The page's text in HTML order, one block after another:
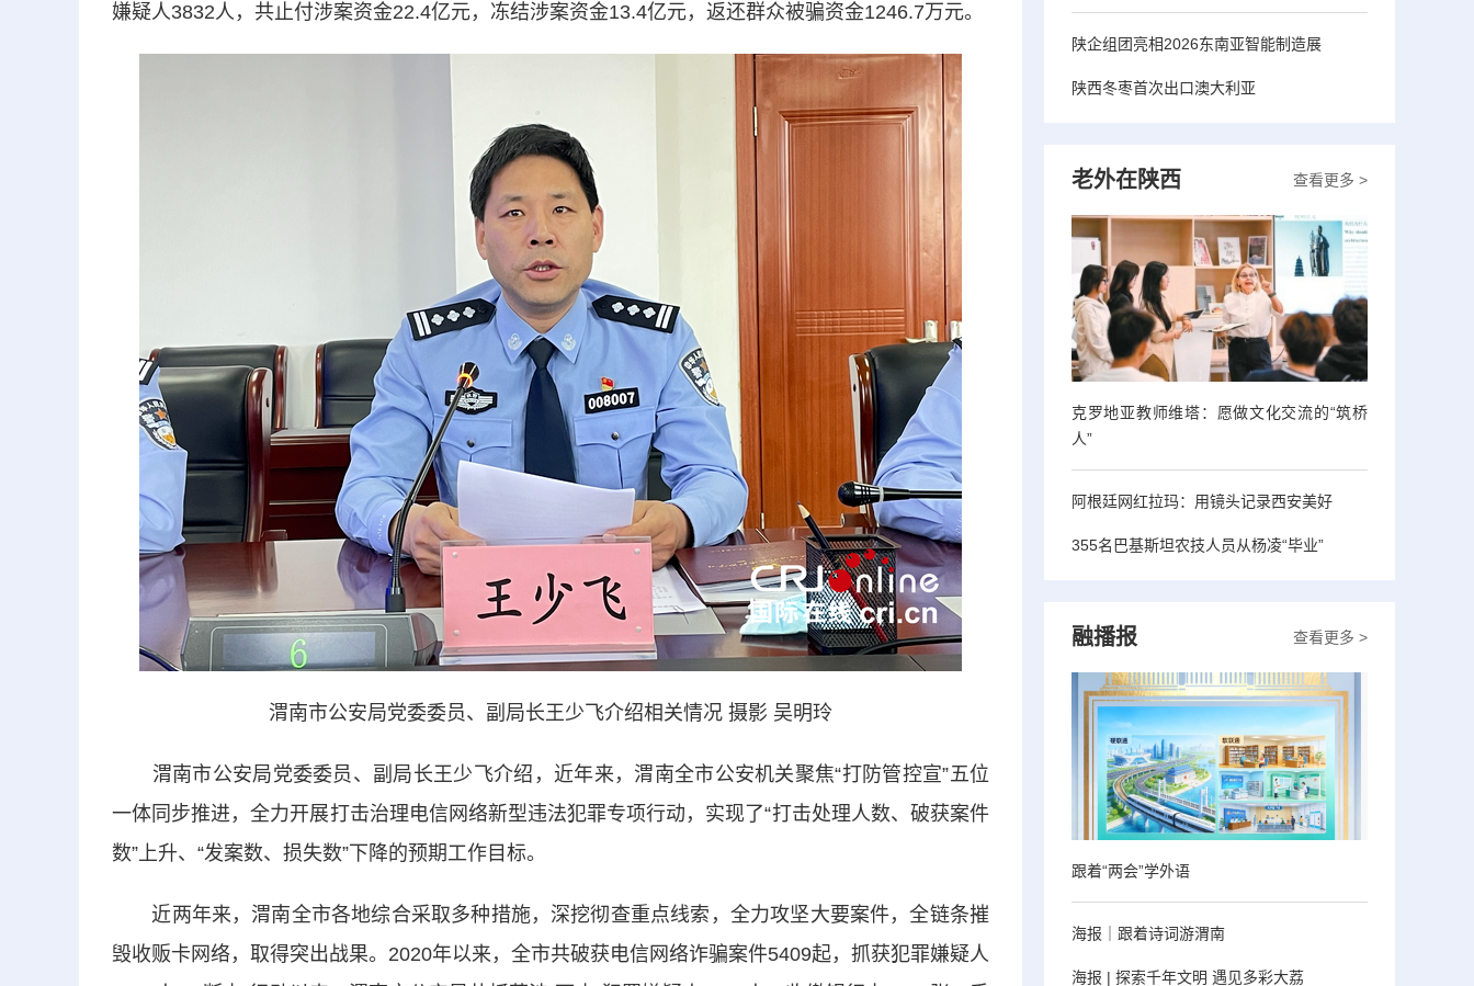
嫌疑人3832人，共止付涉案资金22.4亿元，冻结涉案资金13.4亿元，返还群众被骗资金1246.7万元。
渭南市公安局党委委员、副局长王少飞介绍相关情况 摄影 吴明玲
渭南市公安局党委委员、副局长王少飞介绍，近年来，渭南全市公安机关聚焦“打防管控宣”五位
一体同步推进，全力开展打击治理电信网络新型违法犯罪专项行动，实现了“打击处理人数、破获案件
数”上升、“发案数、损失数”下降的预期工作目标。
近两年来，渭南全市各地综合采取多种措施，深挖彻查重点线索，全力攻坚大要案件，全链条摧
毁收贩卡网络，取得突出战果。2020年以来，全市共破获电信网络诈骗案件5409起，抓获犯罪嫌疑人
陕企组团亮相2026东南亚智能制造展
陕西冬枣首次出口澳大利亚
查看更多 >
老外在陕西
克罗地亚教师维塔：愿做文化交流的“筑桥
人”
阿根廷网红拉玛：用镜头记录西安美好
355名巴基斯坦农技人员从杨凌“毕业”
查看更多 >
融播报
跟着“两会”学外语
海报｜跟着诗词游渭南
海报 | 探索千年文明 遇见多彩大荔